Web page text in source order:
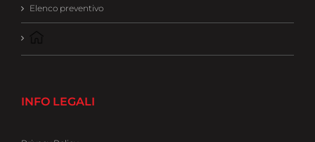
Elenco preventivo
INFO LEGALI